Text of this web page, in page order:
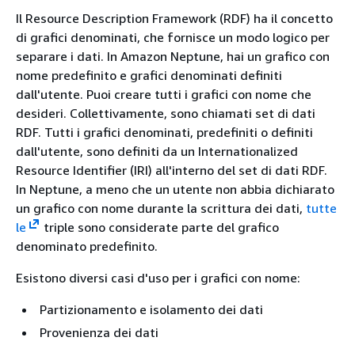
Il Resource Description Framework (RDF) ha il concetto
di grafici denominati, che fornisce un modo logico per
separare i dati. In Amazon Neptune, hai un grafico con
nome predefinito e grafici denominati definiti
dall'utente. Puoi creare tutti i grafici con nome che
desideri. Collettivamente, sono chiamati set di dati
RDF. Tutti i grafici denominati, predefiniti o definiti
dall'utente, sono definiti da un Internationalized
Resource Identifier (IRI) all'interno del set di dati RDF.
In Neptune, a meno che un utente non abbia dichiarato
un grafico con nome durante la scrittura dei dati, tutte
le
triple sono considerate parte del grafico
denominato predefinito.
Esistono diversi casi d'uso per i grafici con nome:
Partizionamento e isolamento dei dati
Provenienza dei dati